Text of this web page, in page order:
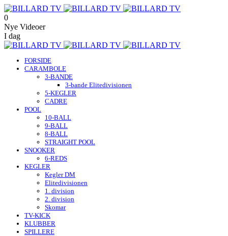
0
Nye Videoer
I dag
FORSIDE
CARAMBOLE
3-BANDE
3-bande Elitedivisionen
5-KEGLER
CADRE
POOL
10-BALL
9-BALL
8-BALL
STRAIGHT POOL
SNOOKER
6-REDS
KEGLER
Kegler DM
Elitedivisionen
1. division
2. division
Skomar
TV-KICK
KLUBBER
SPILLERE